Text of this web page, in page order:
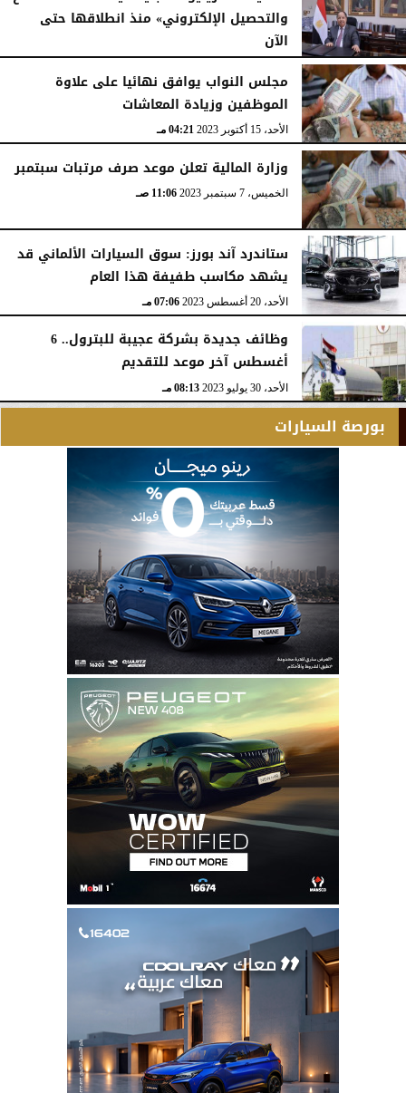
والتحصيل الإلكتروني» منذ انطلاقها حتى
الآن
الإثنين، 1 يناير 2024 12:49 مـ
مجلس النواب يوافق نهائيا على علاوة
الموظفين وزيادة المعاشات
الأحد، 15 أكتوبر 2023 04:21 مـ
وزارة المالية تعلن موعد صرف مرتبات سبتمبر
الخميس، 7 سبتمبر 2023 11:06 صـ
ستاندرد آند بورز: سوق السيارات الألماني قد
يشهد مكاسب طفيفة هذا العام
الأحد، 20 أغسطس 2023 07:06 مـ
وظائف جديدة بشركة عجيبة للبترول.. 6
أغسطس آخر موعد للتقديم
الأحد، 30 يوليو 2023 08:13 مـ
بورصة السيارات